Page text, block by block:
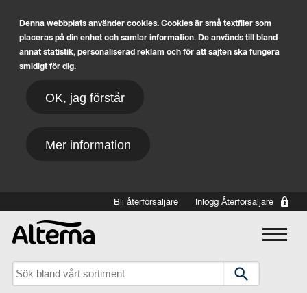
Denna webbplats använder cookies. Cookies är små textfiler som
placeras på din enhet och samlar information. De används till bland
annat statistik, personaliserad reklam och för att sajten ska fungera
smidigt för dig.
OK, jag förstår
Mer information
Hoppa till huvudinnehållBli återförsäljare Inlogg Återförsäljare